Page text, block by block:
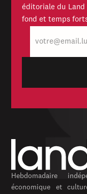
éditoriale du Land
fond et temps
mail
Hebdomadaire
économique et